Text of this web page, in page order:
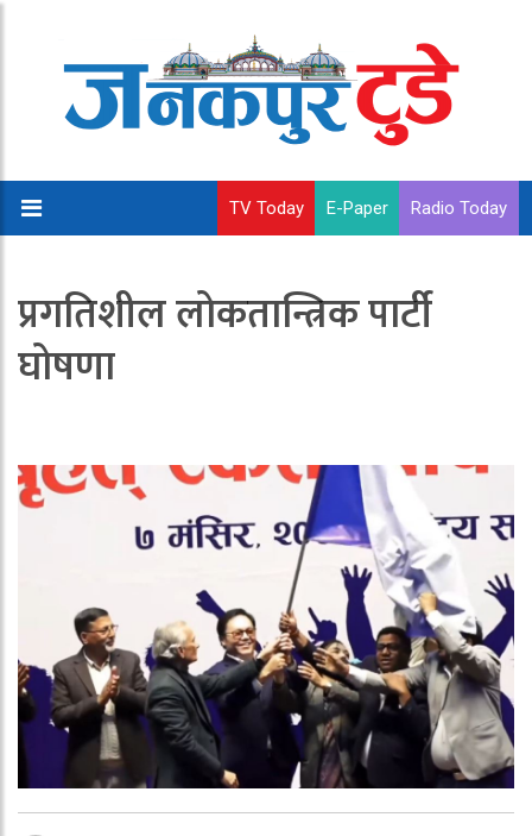
TV Today E-Paper Radio Today
प्रगतिशील लोकतान्त्रिक पार्टी
घोषणा